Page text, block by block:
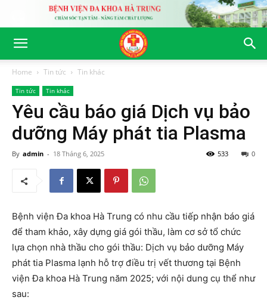
Home Tin tức Tin khác
Tin tức Tin khác
Yêu cầu báo giá Dịch vụ bảo
dưỡng Máy phát tia Plasma
By admin - 18 Tháng 6, 2025 0
533
Bệnh viện Đa khoa Hà Trung có nhu cầu tiếp nhận báo giá
để tham khảo, xây dựng giá gói thầu, làm cơ sở tổ chức
lựa chọn nhà thầu cho gói thầu: Dịch vụ bảo dưỡng Máy
phát tia Plasma lạnh hỗ trợ điều trị vết thương tại Bệnh
viện Đa khoa Hà Trung năm 2025; với nội dung cụ thể như
sau: